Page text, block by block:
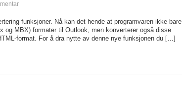
funksjoner. Nå kan det hende at programvaren ikke bare
og MBX) formater til Outlook, men konverterer også disse
format. For å dra nytte av denne nye funksjonen du […]